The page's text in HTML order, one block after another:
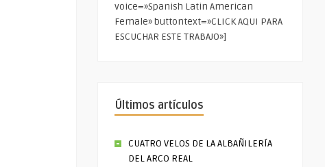
voice=»Spanish Latin American
Female» buttontext=»CLICK AQUI PARA
ESCUCHAR ESTE TRABAJO»]
Últimos artículos
CUATRO VELOS DE LA ALBAÑILERÍA
DEL ARCO REAL